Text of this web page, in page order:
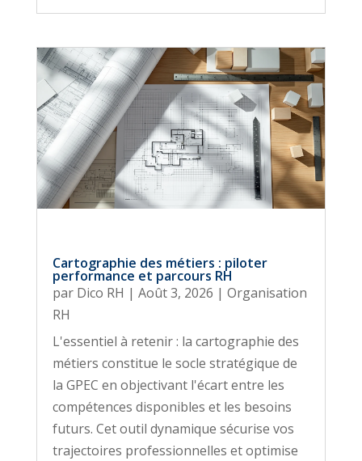
Cartographie des métiers : piloter
performance et parcours RH
par Dico RH | Août 3, 2026 | Organisation
RH
L'essentiel à retenir : la cartographie des
métiers constitue le socle stratégique de
la GPEC en objectivant l'écart entre les
compétences disponibles et les besoins
futurs. Cet outil dynamique sécurise vos
trajectoires professionnelles et optimise